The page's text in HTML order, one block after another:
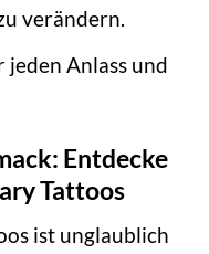
verändern.
jeden Anlass und
Entdecke
Tattoos
ist unglaublich